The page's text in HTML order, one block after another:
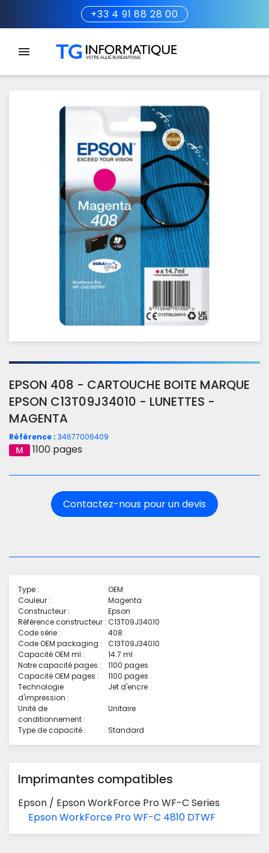
+33 4 91 88 28 00

EPSON 408 - CARTOUCHE BOITE MARQUE
EPSON C13T09J34010 - LUNETTES -
MAGENTA
Référence : 34677006409
1100 pages
Contactez-nous pour un devis
Type :
OEM
Couleur :
Magenta
Constructeur :
Epson
Référence constructeur : C13T09J34010
Code série :
408
Code OEM packaging :
C13T09J34010
Capacité OEM ml :
14.7 ml
Notre capacité pages :
1100 pages
Capacité OEM pages :
1100 pages
Technologie
d'impression :
Jet d'encre
Unité de
conditionnement :
Unitaire
Type de capacité : Standard
Imprimantes compatibles
Epson / Epson WorkForce Pro WF-C Series
Epson WorkForce Pro WF-C 4810 DTWF